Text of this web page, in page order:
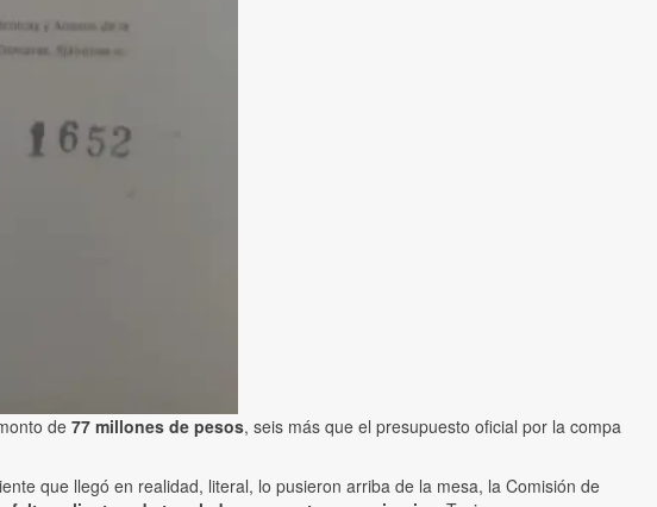
de 77 millones de pesos, seis más que el presupuesto oficial por la compa
que llegó en realidad, literal, lo pusieron arriba de la mesa, la Comisión de